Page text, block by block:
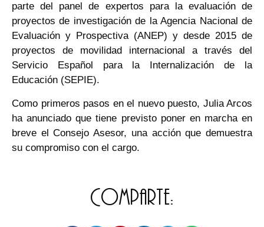
parte del panel de expertos para la evaluación de
proyectos de investigación de la Agencia Nacional de
Evaluación y Prospectiva (ANEP) y desde 2015 de
proyectos de movilidad internacional a través del
Servicio Español para la Internalización de la
Educación (SEPIE).
Como primeros pasos en el nuevo puesto, Julia Arcos
ha anunciado que tiene previsto poner en marcha en
breve el Consejo Asesor, una acción que demuestra
su compromiso con el cargo.
Comparte: